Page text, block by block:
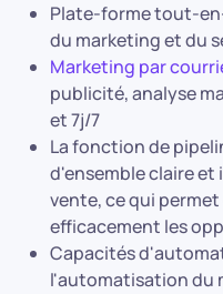
Plate-forme tout-
du marketing et du
Marketing par
publicité, analyse
et 7j/7
La fonction de
d'ensemble claire
vente, ce qui
efficacement les
Capacités
l'automatisation du